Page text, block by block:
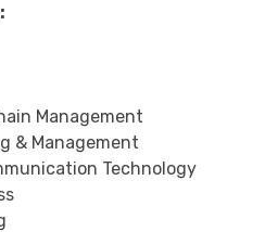
Management
& Management
Technology